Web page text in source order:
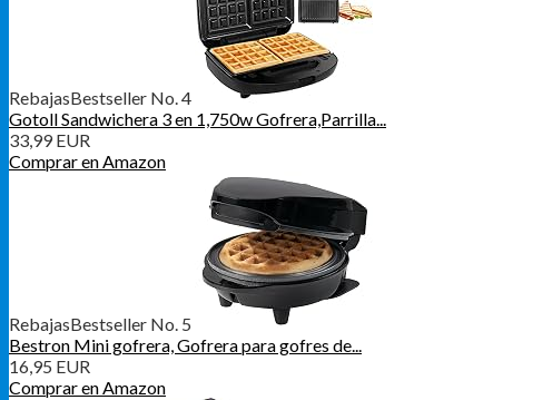
RebajasBestseller No. 4
Gotoll Sandwichera 3 en 1,750w Gofrera,Parrilla...
33,99 EUR
Comprar en Amazon
RebajasBestseller No. 5
Bestron Mini gofrera, Gofrera para gofres de...
16,95 EUR
Comprar en Amazon